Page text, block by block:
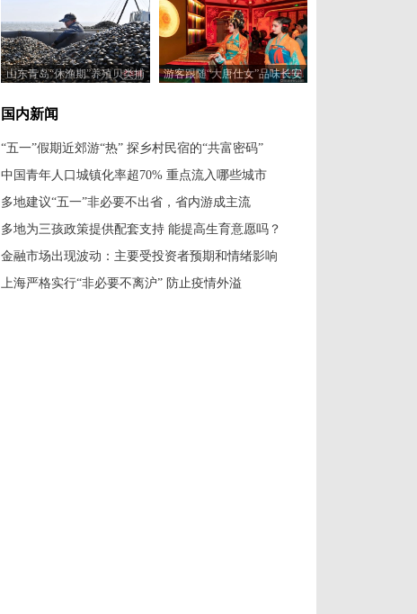
山东青岛“休渔期”养殖贝类捕
游客跟随“大唐仕女”品味长安
国内新闻
“五一”假期近郊游“热” 探乡村民宿的“共富密码”
中国青年人口城镇化率超70% 重点流入哪些城市
多地建议“五一”非必要不出省，省内游成主流
多地为三孩政策提供配套支持 能提高生育意愿吗？
金融市场出现波动：主要受投资者预期和情绪影响
上海严格实行“非必要不离沪” 防止疫情外溢